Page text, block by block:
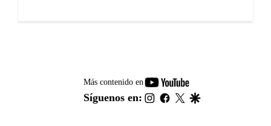
Más contenido en
youtube-
footer
Síguenos en: instagram
facebook
twitter